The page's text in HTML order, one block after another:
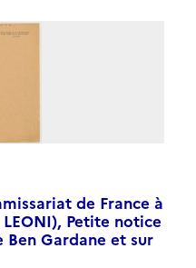
de France à
Petite notice
Gardane et sur